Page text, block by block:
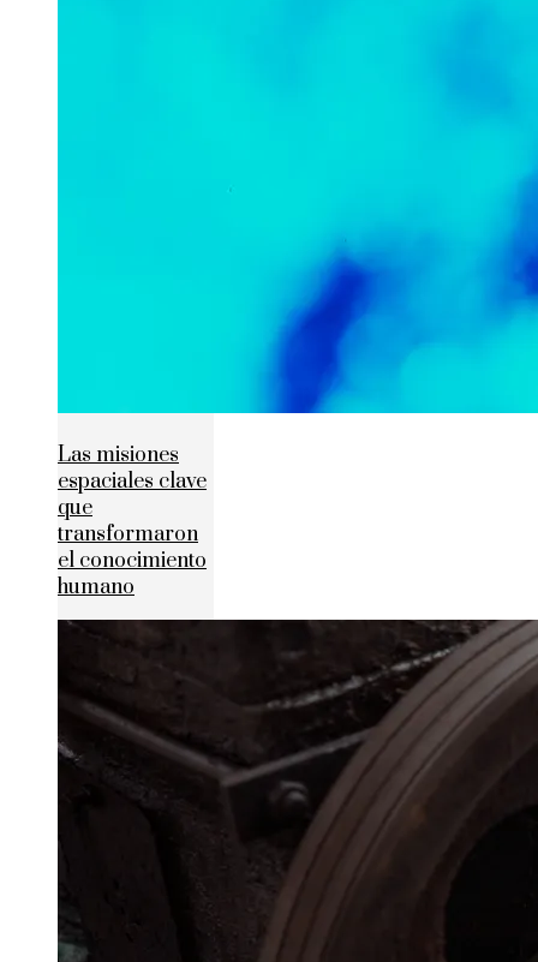
Las misiones
espaciales clave
que
transformaron
el conocimiento
humano